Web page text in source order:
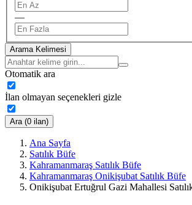
—
Arama Kelimesi
Otomatik ara
İlan olmayan seçenekleri gizle
Ara (0 ilan)
Ana Sayfa
Satılık Büfe
Kahramanmaraş Satılık Büfe
Kahramanmaraş Onikişubat Satılık Büfe
Onikişubat Ertuğrul Gazi Mahallesi